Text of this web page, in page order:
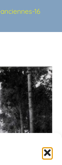
16